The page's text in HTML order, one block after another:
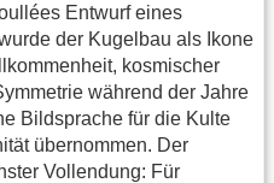
Entwurf eines
der Kugelbau als Ikone
kosmischer
während der Jahre
Bildsprache für die Kulte
übernommen. Der
Vollendung: Für